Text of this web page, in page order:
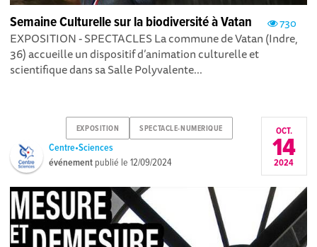
730
Semaine Culturelle sur la biodiversité à Vatan
EXPOSITION - SPECTACLES La commune de Vatan (Indre,
36) accueille un dispositif d’animation culturelle et
scientifique dans sa Salle Polyvalente...
EXPOSITION SPECTACLE-NUMERIQUE
Centre•Sciences
événement publié le12/09/2024
OCT.
14
2024